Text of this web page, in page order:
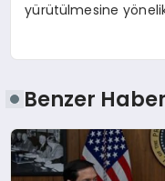
yürütülmesine
Benzer